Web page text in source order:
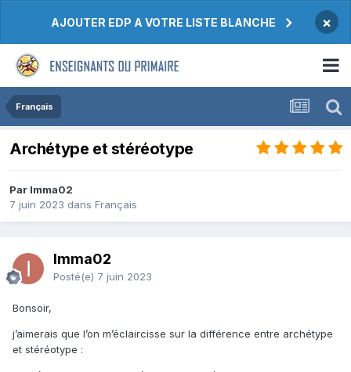
AJOUTER EDP A VOTRE LISTE BLANCHE ×
Français
Archétype et stéréotype
Par Imma02
7 juin 2023 dans Français
Imma02
Posté(e) 7 juin 2023
Bonsoir,
j’aimerais que l’on m’éclaircisse sur la différence entre archétype
et stéréotype :